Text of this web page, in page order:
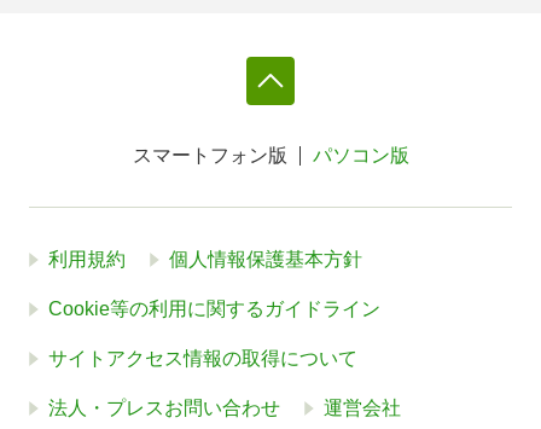
スマートフォン版 パソコン版
利用規約 個人情報保護基本方針
Cookie等の利用に関するガイドライン
サイトアクセス情報の取得について
法人・プレスお問い合わせ 運営会社